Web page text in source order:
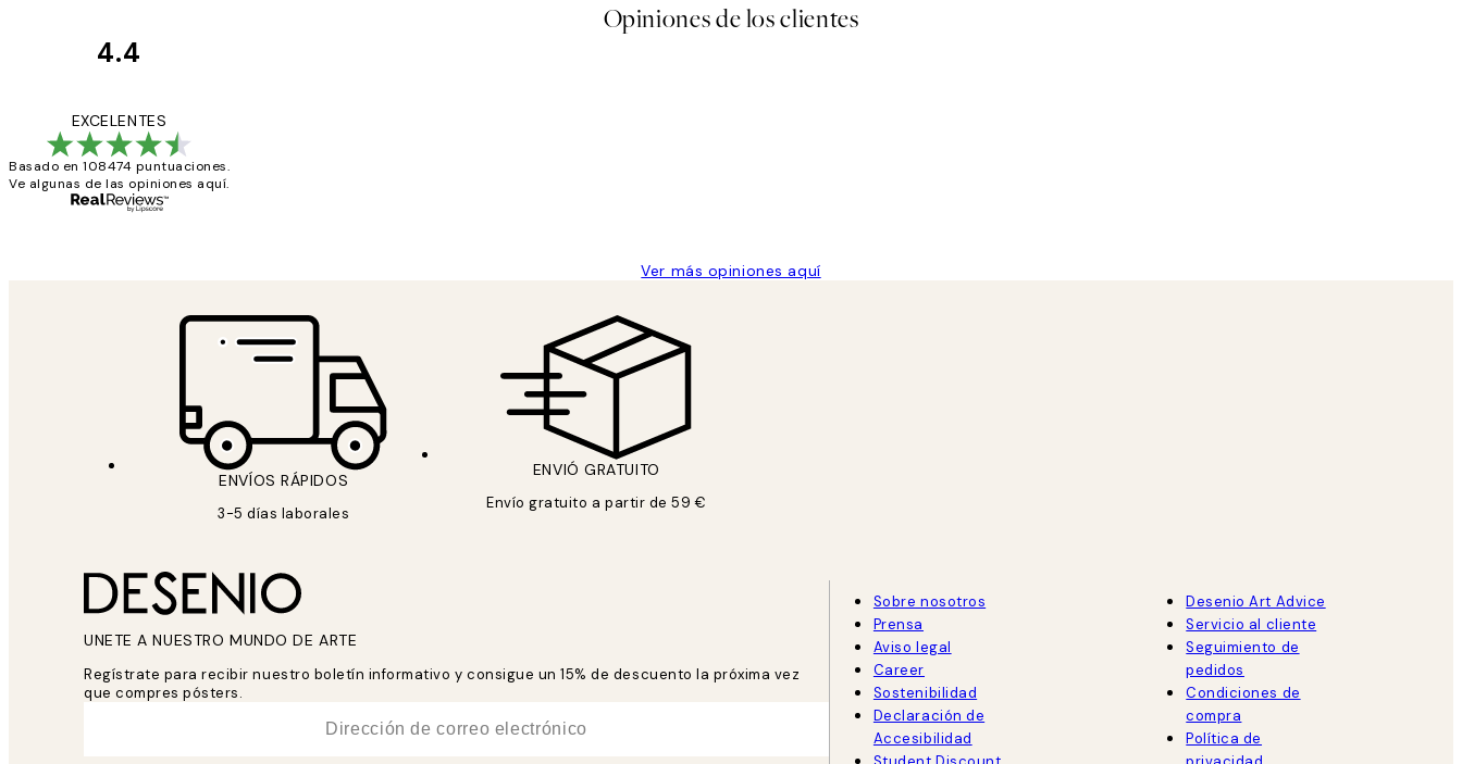
Opiniones de los clientes
4.4
EXCELENTES
Basado en 108474 puntuaciones.
Ve algunas de las opiniones aquí.
Ver más opiniones aquí
ENVÍOS RÁPIDOS
3-5 días laborales
ENVIÓ GRATUITO
Envío gratuito a partir de 59 €
UNETE A NUESTRO MUNDO DE ARTE
Regístrate para recibir nuestro boletín informativo y consigue un 15% de descuento la próxima vez
que compres pósters.
Sobre nosotros
Prensa
Aviso legal
Career
Sostenibilidad
Declaración de
Accesibilidad
Desenio Art Advice
Servicio al cliente
Seguimiento de
pedidos
Condiciones de
compra
Política de